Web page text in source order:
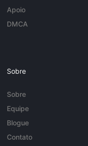
Apoio
DMCA
Sobre
Sobre
Equipe
Blogue
Contato